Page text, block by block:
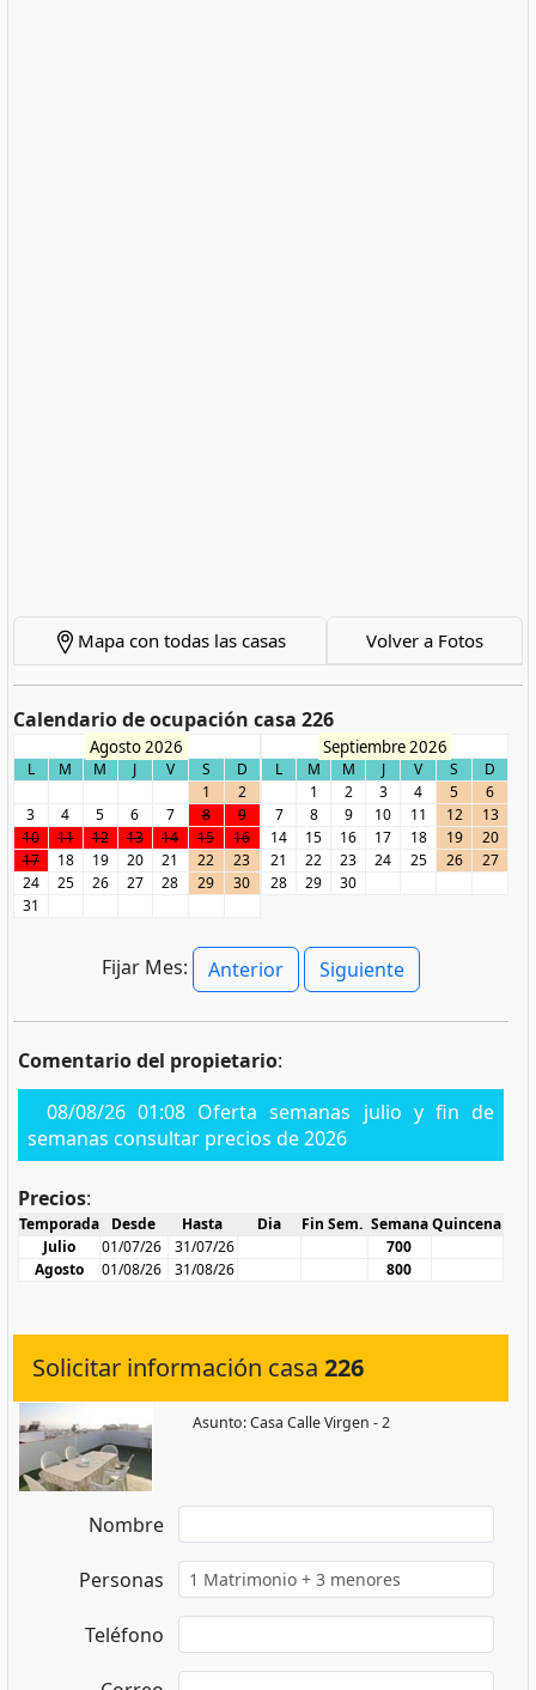
Mapa con todas las casas Volver a Fotos
Calendario de ocupación casa 226
Agosto 2026
L M M J V S
D
1
2
3
4 5 6 7 8
9
10
11 12 13 14 15
16
17
18 19 20 21 22
23
24
25 26 27 28 29
30
31
Septiembre 2026
L M M J V S
D
1
2 3 4 5
6
7
8 9 10 11 12
13
14
15 16 17 18 19
20
21
22 23 24 25 26
27
28
29 30
Fijar Mes: Anterior Siguiente
Comentario del propietario:
08/08/26 01:08 Oferta semanas julio y fin de
semanas consultar precios de 2026
Precios:
Temporada Desde Hasta Dia Fin Sem. Semana Quincena
Julio
01/07/26 31/07/26
700
Agosto
01/08/26 31/08/26 800
Solicitar información casa 226
Asunto: Casa Calle Virgen - 2
Nombre
Personas
Teléfono